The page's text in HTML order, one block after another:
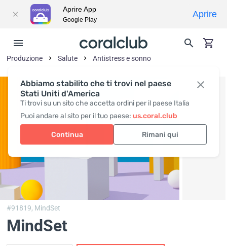
Abbiamo stabilito che ti trovi nel paese
Stati Uniti d'America
Ti trovi su un sito che accetta ordini per il paese Italia
Puoi andare al sito per il tuo paese: us.coral.club
Continua Rimani qui
Produzione Salute Antistress e sonno
#91819, MindSet
MindSet
Aprire App
Google Play
Aprire